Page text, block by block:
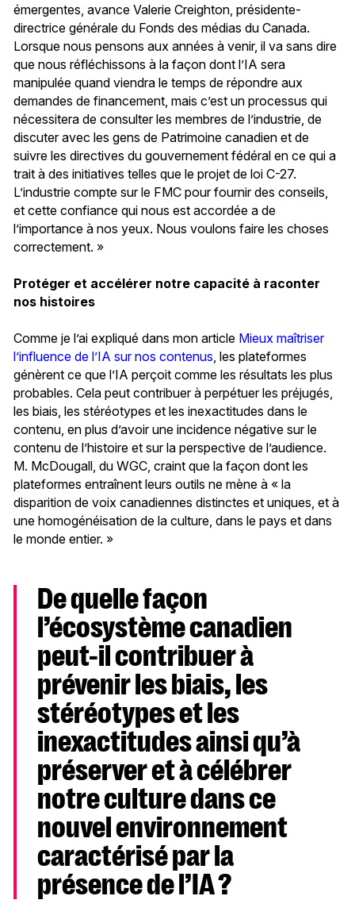
émergentes, avance Valerie Creighton, présidente-
directrice générale du Fonds des médias du Canada.
Lorsque nous pensons aux années à venir, il va sans dire
que nous réfléchissons à la façon dont l’IA sera
manipulée quand viendra le temps de répondre aux
demandes de financement, mais c’est un processus qui
nécessitera de consulter les membres de l’industrie, de
discuter avec les gens de Patrimoine canadien et de
suivre les directives du gouvernement fédéral en ce qui a
trait à des initiatives telles que le projet de loi C-27.
L’industrie compte sur le FMC pour fournir des conseils,
et cette confiance qui nous est accordée a de
l’importance à nos yeux. Nous voulons faire les choses
correctement. »
Protéger et accélérer notre capacité à raconter
nos histoires
Comme je l’ai expliqué dans mon article Mieux maîtriser
l’influence de l’IA sur nos contenus , les plateformes
génèrent ce que l’IA perçoit comme les résultats les plus
probables. Cela peut contribuer à perpétuer les préjugés,
les biais, les stéréotypes et les inexactitudes dans le
contenu, en plus d’avoir une incidence négative sur le
contenu de l’histoire et sur la perspective de l’audience.
M. McDougall, du WGC, craint que la façon dont les
plateformes entraînent leurs outils ne mène à « la
disparition de voix canadiennes distinctes et uniques, et à
une homogénéisation de la culture, dans le pays et dans
le monde entier. »
De quelle façon
l’écosystème canadien
peut-il contribuer à
prévenir les biais, les
stéréotypes et les
inexactitudes ainsi qu’à
préserver et à célébrer
notre culture dans ce
nouvel environnement
caractérisé par la
présence de l’IA ?